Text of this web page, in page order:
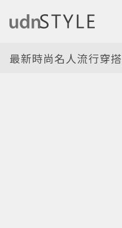
最新時尚名人流行穿搭